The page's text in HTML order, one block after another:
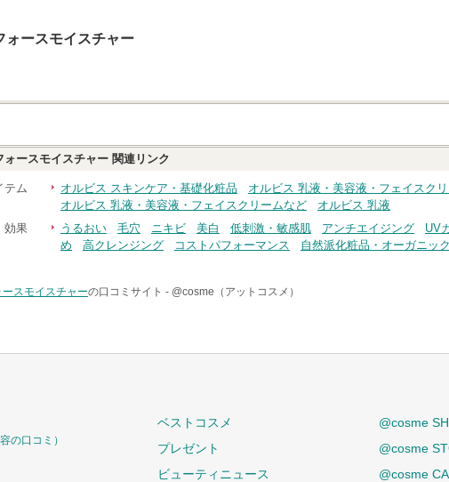
ォースモイスチャー
ォースモイスチャー 関連リンク
テム オルビス スキンケア・基礎化粧品 オルビス 乳液・美容液・フェイスク
オルビス 乳液・美容液・フェイスクリームなど
オルビス 乳液
効果
うるおい 毛穴 ニキビ 美白 低刺激・敏感肌 アンチエイジング UV
め
高クレンジング コストパフォーマンス 自然派化粧品・オーガニッ
スモイスチャーの口コミサイト - @cosme（アットコスメ）
の口コミ）
ベストコスメ
プレゼント
ビューティニュース
@cosme
@cosme
@cosme